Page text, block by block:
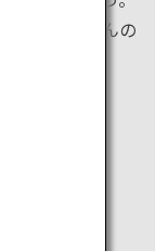
れるたくさんの
あります。